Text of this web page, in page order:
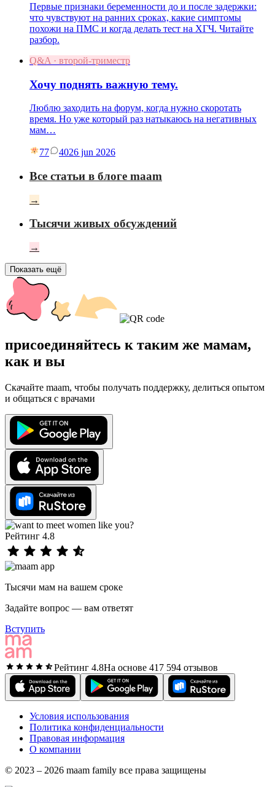
Первые признаки беременности до и после задержки:
что чувствуют на ранних сроках, какие симптомы
похожи на ПМС и когда делать тест на ХГЧ. Читайте
разбор.
Q&A · второй-триместр
Хочу поднять важную тему.
Люблю заходить на форум, когда нужно скоротать
время. Но уже который раз натыкаюсь на негативных
мам…
77 4026 jun 2026
Все статьи в блоге maam
→
Тысячи живых обсуждений
→
Показать ещё
присоединяйтесь к таким же мамам,
как и вы
Скачайте maam, чтобы получать поддержку, делиться опытом
и общаться с врачами
Рейтинг 4.8
Тысячи мам на вашем сроке
Задайте вопрос — вам ответят
Вступить
Рейтинг 4.8На основе 417 594 отзывов
Условия использования
Политика конфиденциальности
Правовая информация
О компании
© 2023 – 2026 maam family все права защищены